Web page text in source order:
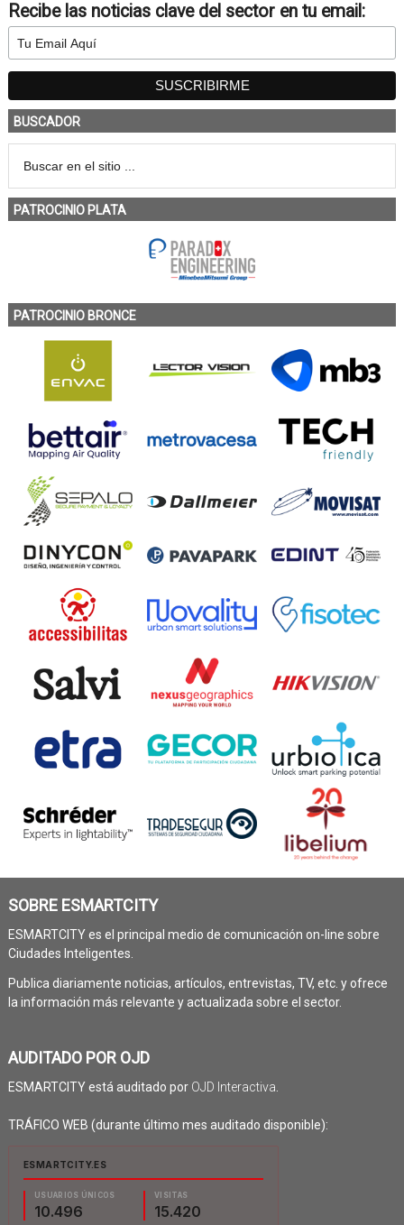
Recibe las noticias clave del sector en tu email:
BUSCADOR
PATROCINIO PLATA
PATROCINIO BRONCE
SOBRE ESMARTCITY
ESMARTCITY es el principal medio de comunicación on-line sobre
Ciudades Inteligentes.
Publica diariamente noticias, artículos, entrevistas, TV, etc. y ofrece
la información más relevante y actualizada sobre el sector.
AUDITADO POR OJD
ESMARTCITY está auditado por OJD Interactiva
TRÁFICO WEB (durante último mes auditado disponible):